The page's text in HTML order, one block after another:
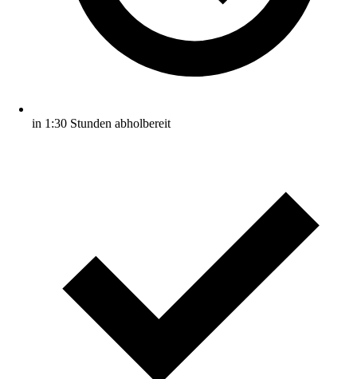
in 1:30 Stunden abholbereit